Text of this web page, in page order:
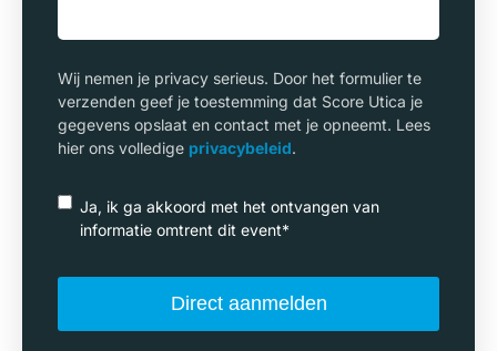
Wij nemen je privacy serieus. Door het formulier te
verzenden geef je toestemming dat Score Utica je
gegevens opslaat en contact met je opneemt. Lees
hier ons volledige privacybeleid.
Ja, ik ga akkoord met het ontvangen van
informatie omtrent dit event*